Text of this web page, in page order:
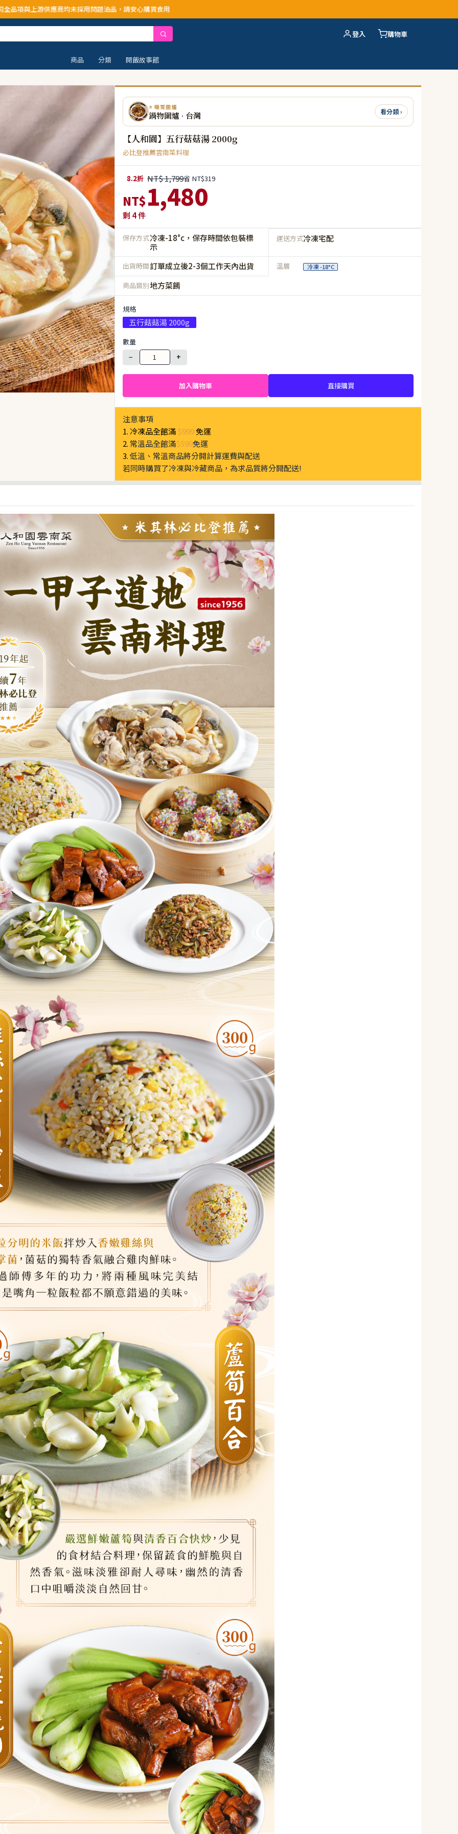
用問題油品，請安心購買食用
登入 購物車
商品 分類 開飯故事館
⭐ 暖胃圍爐
鍋物圍爐 · 台灣 看分類 ›
【人和園】五行菇菇湯 2000g
必比登推薦雲南菜料理
8.2折 NT$ 1,799省 NT$319
NT$1,480
剩 4件
保存方式冷凍-18°c，保存時間依包裝標
示
運送方式冷凍宅配
出貨時間訂單成立後2-3個工作天內出貨 溫層 冷凍 -18°C
商品類別地方菜餚
規格
五行菇菇湯 2000g
數量
−
+
加入購物車 直接購買
注意事項
1. 冷凍品全館滿 $999免運
2. 常溫品全館滿$599免運
3.低溫、常溫商品將分開計算運費與配送
若同時購買了冷凍與冷藏商品，為求品質將分開配送!